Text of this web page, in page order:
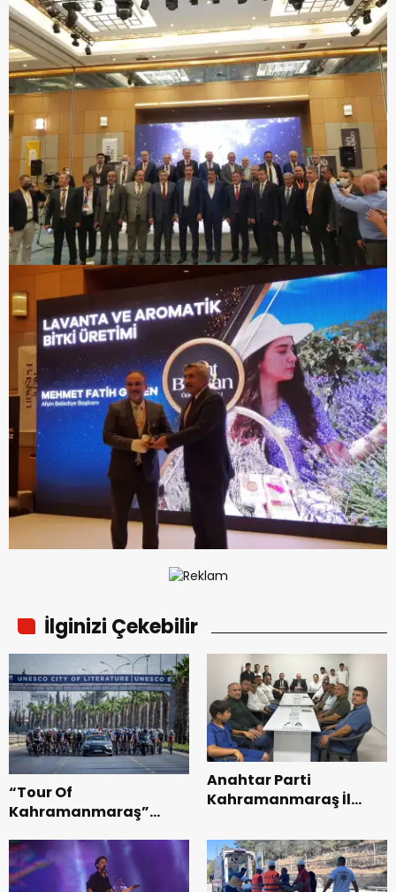
İlginizi Çekebilir
“Tour Of
Kahramanmaraş”
Bisikleti Turnuvası
Tamamlandı.
Anahtar Parti
Kahramanmaraş İl
Teşkilatı ile buluştu.